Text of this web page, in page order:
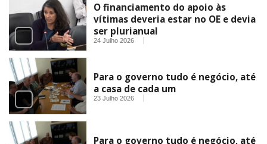
O financiamento do apoio às
vítimas deveria estar no OE e devia
ser plurianual
24 Julho 2026
Para o governo tudo é negócio, até
a casa de cada um
23 Julho 2026
Para o governo tudo é negócio, até